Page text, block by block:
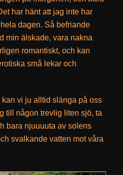
har hänt att jag inte har
dagen. Så befriande
min älskade, vara nakna
romantiskt, och kan
små lekar och
kan vi ju alltid slänga på oss
till någon trevlig liten sjö, ta
bara njuuuuta av solens
svalkande vatten mot våra